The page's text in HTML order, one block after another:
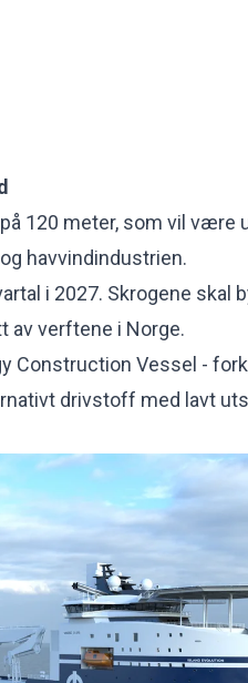
120 meter, som vil være
havvindindustrien.
i 2027. Skrogene skal
av verftene i Norge.
Construction Vessel -
drivstoff med lavt